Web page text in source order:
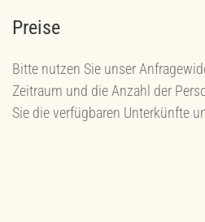
Preise
Bitte nutzen Sie unser
Zeitraum und die Anzahl der
Sie die verfügbaren Unterkünfte